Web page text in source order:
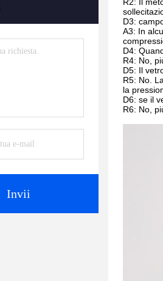
Invii
D3:
A3: In
D4:
R4: No,
D5: Il
R5: No.
la
D6: se il
R6: No,